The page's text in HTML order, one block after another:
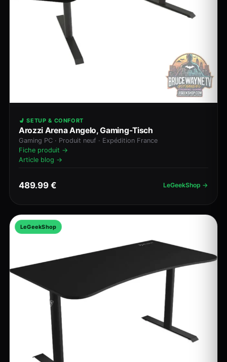
💺 SETUP & CONFORT
Arozzi Arena Angelo, Gaming-Tisch
Gaming PC · Produit neuf · Expédition France
Fiche produit →
Article blog →
489.99 € LeGeekShop →
LeGeekShop